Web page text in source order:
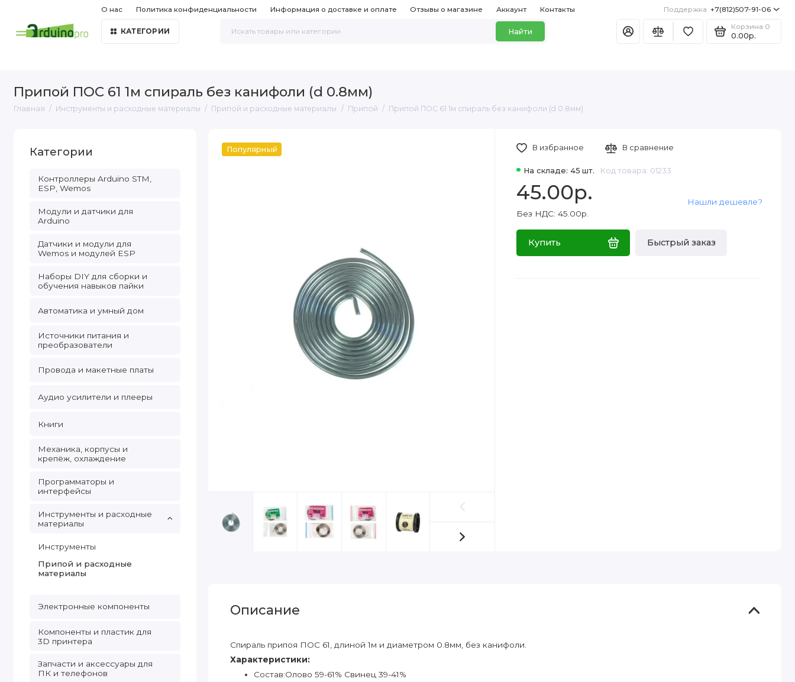
О нас Политика конфиденциальности Информация о доставке и оплате Отзывы о магазине Аккаунт Контакты Поддержка +7(812)507-91-06
КАТЕГОРИИ Найти
Корзина 0
0.00р.
Припой ПОС 61 1м спираль без канифоли (d 0.8мм)
Главная Инструменты и расходные материалы Припой и расходные материалы Припой Припой ПОС 61 1м спираль без канифоли (d 0.8мм)
Категории
Контроллеры Arduino STM,
ESP, Wemos
Модули и датчики для
Arduino
Датчики и модули для
Wemos и модулей ESP
Наборы DIY для сборки и
обучения навыков пайки
Автоматика и умный дом
Источники питания и
преобразователи
Провода и макетные платы
Аудио усилители и плееры
Книги
Механика, корпусы и
крепёж, охлаждение
Программаторы и
интерфейсы
Инструменты и расходные
материалы
Инструменты
Припой и расходные
материалы
Электронные компоненты
Компоненты и пластик для
3D принтера
Запчасти и аксессуары для
ПК и телефонов
Популярный
На складе: 45 шт. Код товара: 01233
45.00р.
Без НДС: 45.00р.
Купить Быстрый заказ
Нашли дешевле?
В избранное В сравнение
Описание
Спираль припоя ПОС 61, длиной 1м и диаметром 0.8мм, без канифоли.
Характеристики:
Состав:Олово 59-61% Свинец 39-41%